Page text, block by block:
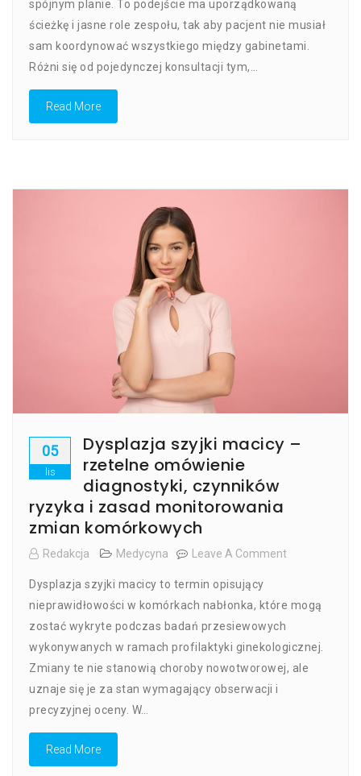
Jak
Wygląda
Kompleksowa
spójnym planie. To podejście ma uporządkowaną
ścieżkę i jasne role zespołu, tak aby pacjent nie musiał
sam koordynować wszystkiego między gabinetami.
Różni się od pojedynczej konsultacji tym,…
Read More
05
lis
Dysplazja szyjki macicy –
rzetelne omówienie
diagnostyki, czynników
ryzyka i zasad monitorowania
zmian komórkowych
Redakcja Medycyna Leave A Comment
Macicy
Omówienie
Diagnostyki,
Dysplazja szyjki macicy to termin opisujący
nieprawidłowości w komórkach nabłonka, które mogą
zostać wykryte podczas badań przesiewowych
wykonywanych w ramach profilaktyki ginekologicznej.
Zmiany te nie stanowią choroby nowotworowej, ale
uznaje się je za stan wymagający obserwacji i
precyzyjnej oceny. W…
Read More